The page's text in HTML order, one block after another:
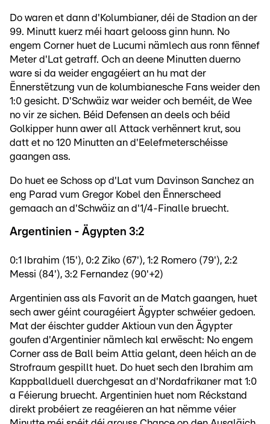
Do waren et dann d'Kolumbianer, déi de Stadion an der
99. Minutt kuerz méi haart gelooss ginn hunn. No
engem Corner huet de Lucumi nämlech aus ronn fënnef
Meter d'Lat getraff. Och an deene Minutten duerno
ware si da weider engagéiert an hu mat der
Ënnerstëtzung vun de kolumbianesche Fans weider den
1:0 gesicht. D'Schwäiz war weider och beméit, de Wee
no vir ze sichen. Béid Defensen an deels och béid
Golkipper hunn awer all Attack verhënnert krut, sou
datt et no 120 Minutten an d'Eelefmeterschéisse
gaangen ass.
Do huet ee Schoss op d'Lat vum Davinson Sanchez an
eng Parad vum Gregor Kobel den Ënnerscheed
gemaach an d'Schwäiz an d'1/4-Finalle bruecht.
Argentinien - Ägypten 3:2
0:1 Ibrahim (15'), 0:2 Ziko (67'), 1:2 Romero (79'), 2:2
Messi (84'), 3:2 Fernandez (90'+2)
Argentinien ass als Favorit an de Match gaangen, huet
sech awer géint couragéiert Ägypter schwéier gedoen.
Mat der éischter gudder Aktioun vun den Ägypter
goufen d'Argentinier nämlech kal erwëscht: No engem
Corner ass de Ball beim Attia gelant, deen héich an de
Strofraum gespillt huet. Do huet sech den Ibrahim am
Kappballduell duerchgesat an d'Nordafrikaner mat 1:0
a Féierung bruecht. Argentinien huet nom Réckstand
direkt probéiert ze reagéieren an hat nëmme véier